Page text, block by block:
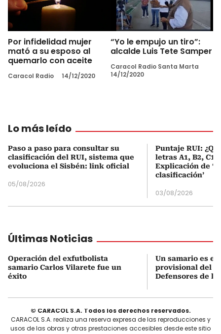
Por infidelidad mujer
mató a su esposo al
quemarlo con aceite
Caracol Radio 14/12/2020
“Yo le empujo un tiro”:
alcalde Luis Tete Samper
Caracol Radio Santa Marta
14/12/2020
Lo más leído
Paso a paso para consultar su
clasificación del RUI, sistema que
evoluciona el Sisbén: link oficial
05/08/2026
Puntaje RUI:
letras A1, B2, C1
Explicación de
clasificación’
03/08/2026
Últimas Noticias
Operación del exfutbolista
samario Carlos Vilarete fue un
éxito
Un samario es el
provisional del
Defensores de la
© CARACOL S.A. Todos los derechos reservados.
CARACOL S.A. realiza una reserva expresa de las reproducciones y
usos de las obras y otras prestaciones accesibles desde este sitio